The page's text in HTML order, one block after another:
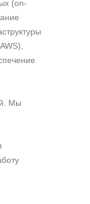
(on-
Мы